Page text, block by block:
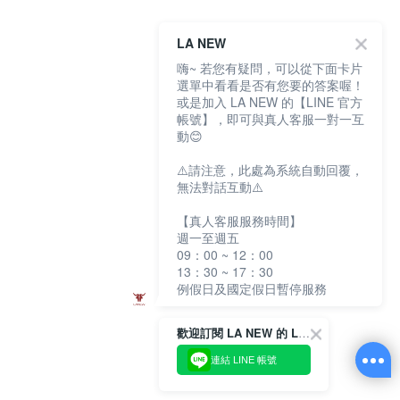
歡迎訂閱 LA NEW 的 LINE 官方帳號
連結 LINE 帳號
LA NEW
嗨~ 若您有疑問，可以從下面卡片
選單中看看是否有您要的答案喔！
或是加入 LA NEW 的【LINE 官方
帳號】，即可與真人客服一對一互
動😊
⚠️請注意，此處為系統自動回覆，
無法對話互動⚠️
【真人客服服務時間】
週一至週五
09：00 ~ 12：00
13：30 ~ 17：30
例假日及國定假日暫停服務